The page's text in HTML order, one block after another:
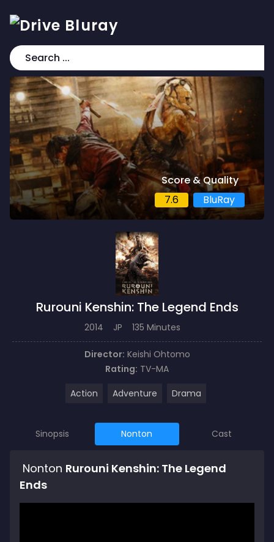
Score & Quality
7.6
BluRay
Rurouni Kenshin: The Legend Ends
2014 JP 135 Minutes
Director: Keishi Ohtomo
Rating: TV-MA
Action
Adventure Drama
Sinopsis Nonton Cast
Nonton Rurouni Kenshin: The Legend
Ends